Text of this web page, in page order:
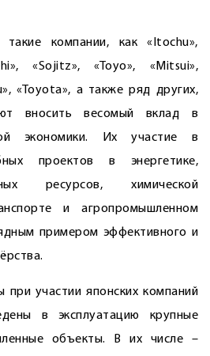
такие компании, как «Itochu»,
«Sojitz», «Toyo», «Mitsui»,
«Toyota», а также ряд других,
вносить весомый вклад в
экономики. Их участие в
проектов в энергетике,
ресурсов, химической
и агропромышленном
примером эффективного и
при участии японских компаний
в эксплуатацию крупные
объекты. В их числе –